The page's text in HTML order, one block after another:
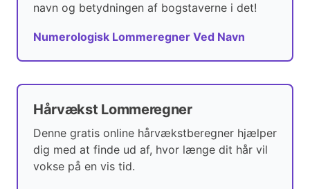
navn og betydningen af bogstaverne i det!
Numerologisk Lommeregner Ved Navn
Hårvækst Lommeregner
Denne gratis online hårvækstberegner hjælper
dig med at finde ud af, hvor længe dit hår vil
vokse på en vis tid.